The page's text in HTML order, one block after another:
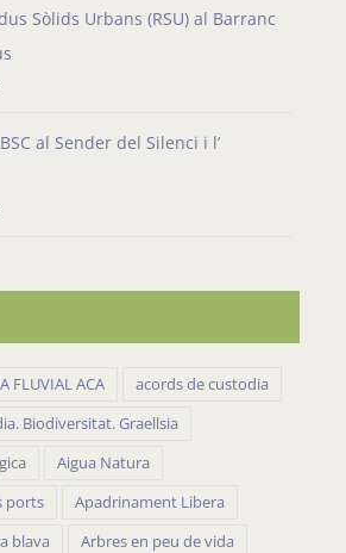
Sòlids Urbans (RSU) al Barranc
al Sender del Silenci i l’
FLUVIAL ACA
acords de custodia
Biodiversitat. Graellsia
Aigua Natura
ports
Apadrinament Libera
blava
Arbres en peu de vida